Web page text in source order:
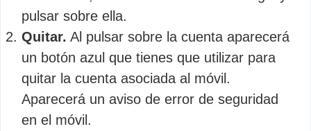
pulsar sobre ella.
Quitar. Al pulsar sobre la cuenta aparecerá
un botón azul que tienes que utilizar para
quitar la cuenta asociada al móvil.
Aparecerá un aviso de error de seguridad
en el móvil.